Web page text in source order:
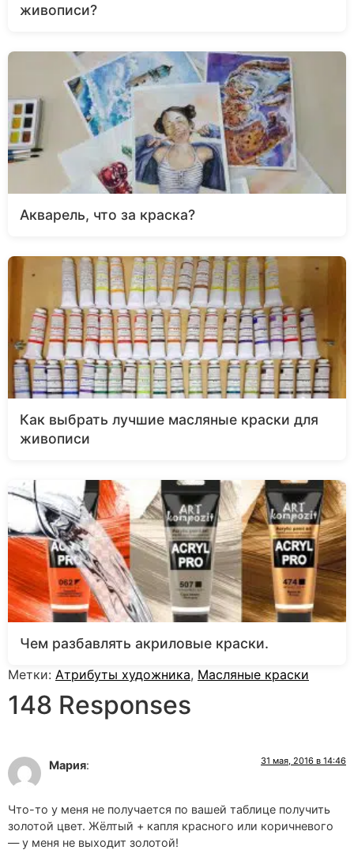
живописи?
Акварель, что за краска?
Как выбрать лучшие масляные краски для
живописи
Чем разбавлять акриловые краски.
Метки: Атрибуты художника, Масляные краски
148 Responses
Мария: 31 мая, 2016 в 14:46
Что-то у меня не получается по вашей таблице получить
золотой цвет. Жёлтый + капля красного или коричневого
— у меня не выходит золотой!